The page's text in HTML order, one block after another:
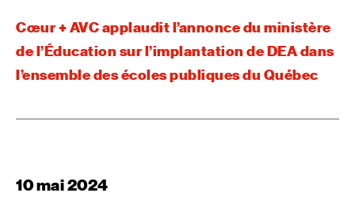
Cœur + AVC applaudit l’annonce du ministère
de l’Éducation sur l’implantation de DEA dans
l’ensemble des écoles publiques du Québec
10 mai 2024